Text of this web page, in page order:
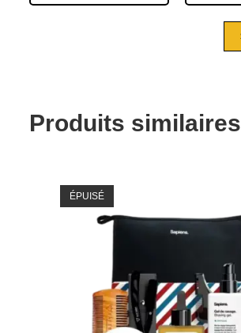
Produits similaires
ÉPUISÉ